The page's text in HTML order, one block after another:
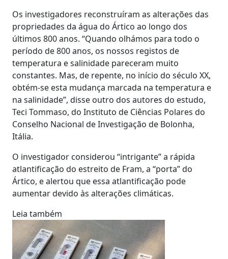
Os investigadores reconstruíram as alterações das
propriedades da água do Ártico ao longo dos
últimos 800 anos. “Quando olhámos para todo o
período de 800 anos, os nossos registos de
temperatura e salinidade pareceram muito
constantes. Mas, de repente, no início do século XX,
obtém-se esta mudança marcada na temperatura e
na salinidade”, disse outro dos autores do estudo,
Teci Tommaso, do Instituto de Ciências Polares do
Conselho Nacional de Investigação de Bolonha,
Itália.
O investigador considerou “intrigante” a rápida
atlantificação do estreito de Fram, a “porta” do
Ártico, e alertou que essa atlantificação pode
aumentar devido às alterações climáticas.
Leia também